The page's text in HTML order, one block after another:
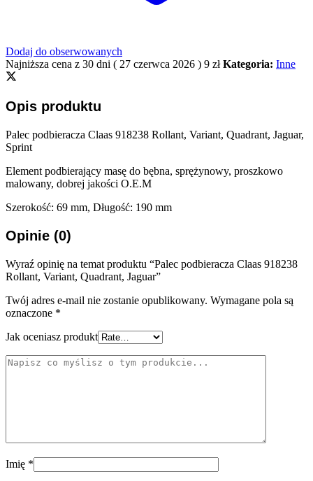
Dodaj do obserwowanych
Najniższa cena z 30 dni ( 27 czerwca 2026 ) 9 zł Kategoria: Inne
Opis produktu
Palec podbieracza Claas 918238 Rollant, Variant, Quadrant, Jaguar,
Sprint
Element podbierający masę do bębna, sprężynowy, proszkowo
malowany, dobrej jakości O.E.M
Szerokość: 69 mm, Długość: 190 mm
Opinie (0)
Wyraź opinię na temat produktu “Palec podbieracza Claas 918238
Rollant, Variant, Quadrant, Jaguar”
Twój adres e-mail nie zostanie opublikowany. Wymagane pola są
oznaczone *
Jak oceniasz produkt
Imię *